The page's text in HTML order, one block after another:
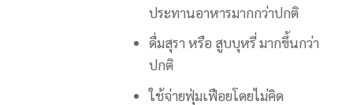
ประทานอาหารมากกว่าปกติ
ดื่มสุรา หรือ สูบบุหรี่ มากขึ้นกว่า
ปกติ
ใช้จ่ายฟุ่มเฟือยโดยไม่คิด